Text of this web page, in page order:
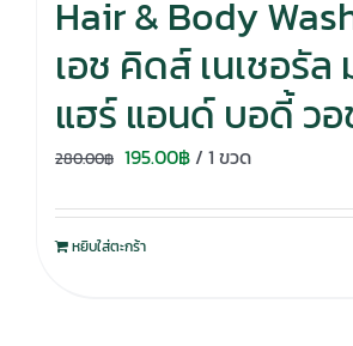
Hair & Body
เอช คิดส์ เนเชอรัล
แฮร์ แอนด์ บอดี้ ว
280.00฿ Original
was:
280.00฿.
195.00฿Current
is:
/ 1 ขวด
หยิบใส่ตะกร้า